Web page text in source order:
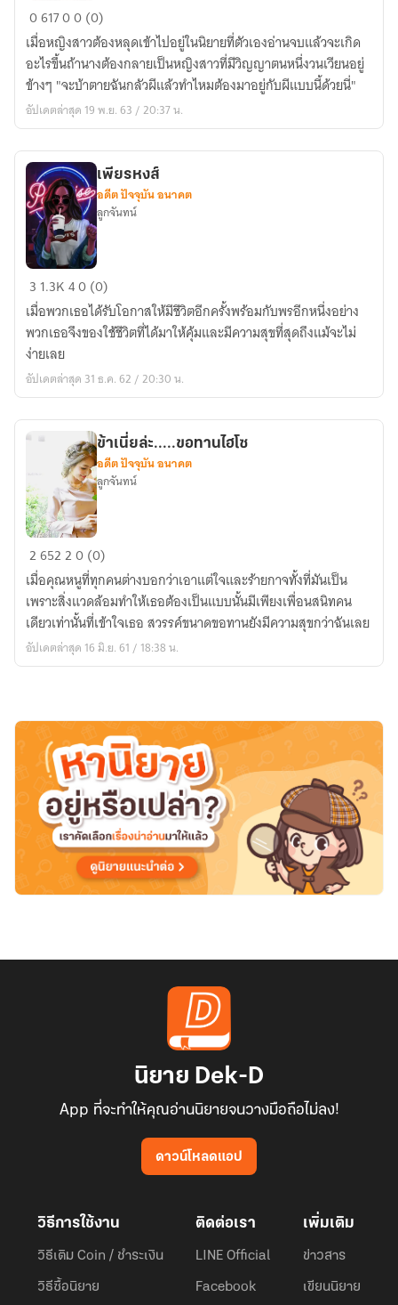
赵
思
思
หญิง
ผู้
โชค
061700 (0)
เมื่อหญิงสาวต้องหลุดเข้าไปอยู่ในนิยายที่ตัวเองอ่านจบแล้วจะเกิด
อะไรขึ้นถ้านางต้องกลายเป็นหญิงสาวที่มีวิญญาตนหนึ่งวนเวียนอยู่
ข้างๆ "จะบ้าตายฉันกลัวผีแล้วทำไหมต้องมาอยู่กับผีแบบนี้ด้วยนี่"
อัปเดตล่าสุด 19 พ.ย. 63 / 20:37 น.
เพียร
หงส์
เพียรหงส์
อดีต ปัจจุบัน อนาคต
ลูกจันทน์
3 1.3K40 (0)
เมื่อพวกเธอได้รับโอกาสให้มีชีวิตอีกครั้งพร้อมกับพรอีกหนึ่งอย่าง
พวกเธอจึงของใช้ชีวิตที่ได้มาให้คุ้มและมีความสุขที่สุดถึงแม้จะไม่
ง่ายเลย
อัปเดตล่าสุด 31 ธ.ค. 62 / 20:30 น.
ข้า
เนี่
ยล่ะ.....ขอ
ทาน
ไฮโซ
ข้าเนี่ยล่ะ.....ขอทานไฮโซ
อดีต ปัจจุบัน อนาคต
ลูกจันทน์
265220 (0)
เมื่อคุณหนูที่ทุกคนต่างบอกว่าเอาแต่ใจและร้ายกาจทั้งที่มันเป็น
เพราะสิ่งแวดล้อมทำให้เธอต้องเป็นแบบนั้นมีเพียงเพื่อนสนิทคน
เดียวเท่านั้นที่เข้าใจเธอ สวรรค์ขนาดขอทานยังมีความสุขกว่าฉันเลย
อัปเดตล่าสุด 16 มิ.ย. 61 / 18:38 น.
นิยาย Dek-D
App ที่จะทำให้คุณอ่านนิยายจนวางมือถือไม่ลง!
ดาวน์โหลดแอป
วิธีการใช้งาน
วิธีเติม Coin / ชำระเงิน
วิธีซื้อนิยาย
ติดต่อเรา
LINE Official
Facebook
เพิ่มเติม
ข่าวสาร
เขียนนิยาย